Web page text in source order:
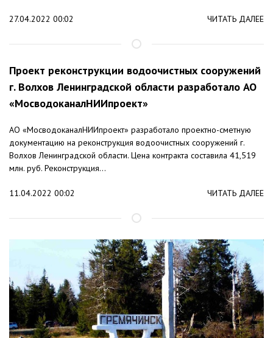
27.04.2022 00:02 ЧИТАТЬ ДАЛЕЕ
Проект реконструкции водоочистных сооружений
г. Волхов Ленинградской области разработало АО
«МосводоканалНИИпроект»
АО «МосводоканалНИИпроект» разработало проектно-сметную
документацию на реконструкция водоочистных сооружений г.
Волхов Ленинградской области. Цена контракта составила 41,519
млн. руб. Реконструкция...
11.04.2022 00:02 ЧИТАТЬ ДАЛЕЕ